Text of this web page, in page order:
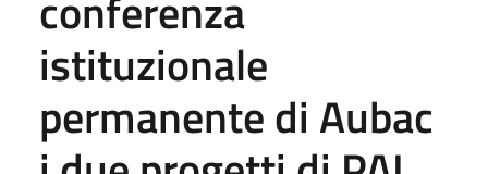
istituzionale
permanente di Aubac